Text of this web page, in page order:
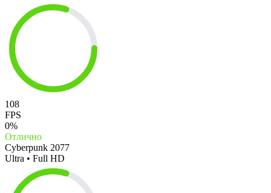
108
FPS
0%
Отлично
Cyberpunk 2077
Ultra • Full HD